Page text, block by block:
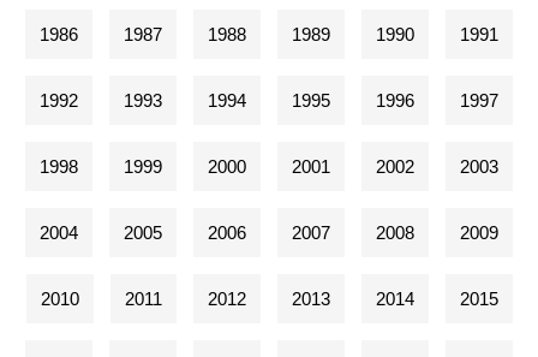
1986 1987 1988 1989 1990 1991
1992 1993 1994 1995 1996 1997
1998 1999 2000 2001 2002 2003
2004 2005 2006 2007 2008 2009
2010 2011 2012 2013 2014 2015